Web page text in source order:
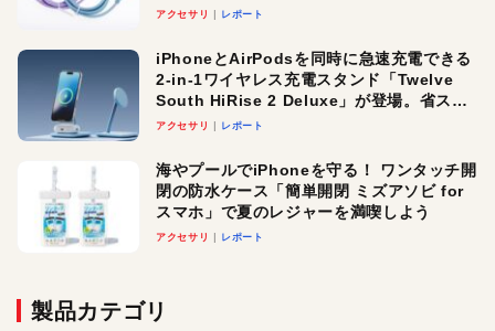
アクセサリ レポート
iPhoneとAirPodsを同時に急速充電できる
2-in-1ワイヤレス充電スタンド「Twelve
South HiRise 2 Deluxe」が登場。省スペ
ースでおしゃれに充電したい人にオスス
アクセサリ レポート
海やプールでiPhoneを守る！ ワンタッチ開
閉の防水ケース「簡単開閉 ミズアソビ for
スマホ」で夏のレジャーを満喫しよう
アクセサリ レポート
製品カテゴリ